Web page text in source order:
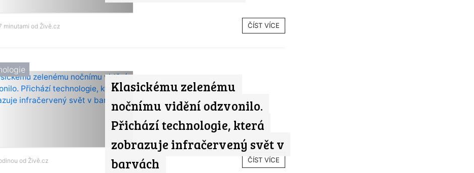
minutami od Živě.cz ČÍST VÍCE
Klasickému zelenému
nočnímu vidění odzvonilo.
Přichází technologie, která
zobrazuje infračervený svět v
barvách
od Živě.cz ČÍST VÍCE